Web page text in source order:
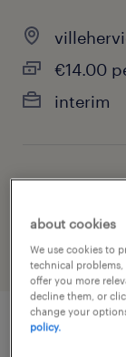
€14.00
interim
job category
health &
about cookies
We use cookies to
technical problems,
offer you more
decline them, or
change your
policy.